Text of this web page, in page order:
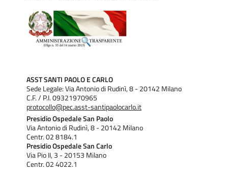
ASST SANTI PAOLO E CARLO
Sede Legale: Via Antonio di Rudinì, 8 - 20142 Milano
C.F. / P.I. 09321970965
protocollo@pec.asst-santipaolocarlo.it
Presidio Ospedale San Paolo
Via Antonio di Rudinì, 8 - 20142 Milano
Centr. 02 8184.1
Presidio Ospedale San Carlo
Via Pio II, 3 - 20153 Milano
Centr. 02 4022.1